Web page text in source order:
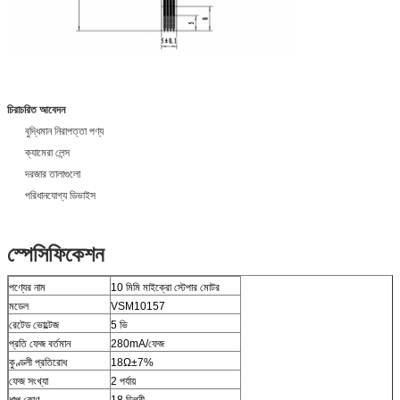
চিরাচরিত আবেদন
বুদ্ধিমান নিরাপত্তা পণ্য
ক্যামেরা লেন্স
দরজার তালাগুলো
পরিধানযোগ্য ডিভাইস
স্পেসিফিকেশন
পণ্যের নাম
10 মিমি মাইক্রো স্টেপার মোটর
মডেল
VSM10157
রেটেড ভোল্টেজ
5 ভি
প্রতি ফেজ বর্তমান
280mA/ফেজ
কুণ্ডলী প্রতিরোধ
18Ω±7%
ফেজ সংখ্যা
2 পর্যায়